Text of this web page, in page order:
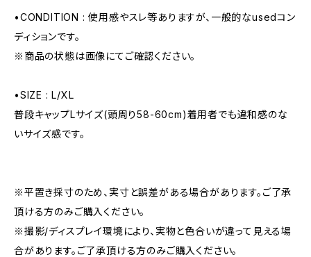
•CONDITION : 使用感やスレ等ありますが、一般的なusedコン
ディションです。
※商品の状態は画像にてご確認ください。
•SIZE : L/XL
普段キャップLサイズ(頭周り58-60cm)着用者でも違和感のな
いサイズ感です。
※平置き採寸のため、実寸と誤差がある場合があります。ご了承
頂ける方のみご購入ください。
※撮影/ディスプレイ環境により、実物と色合いが違って見える場
合があります。ご了承頂ける方のみご購入ください。